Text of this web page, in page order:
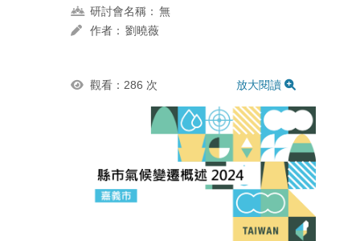
研討會名稱： 無
作者： 劉曉薇
觀看：286 次 放大閱讀